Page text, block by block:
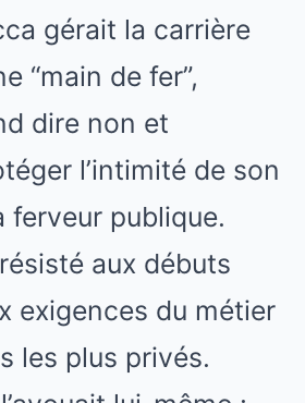
gérait la carrière
“main de fer”,
dire non et
l’intimité de son
ferveur publique.
aux débuts
exigences du métier
les plus privés.